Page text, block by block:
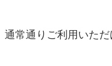
常通りご利用いただ